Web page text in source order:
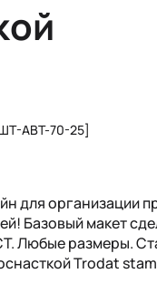
АВТ-70-25]
для организации
Базовый макет
Любые размеры.
Trodat